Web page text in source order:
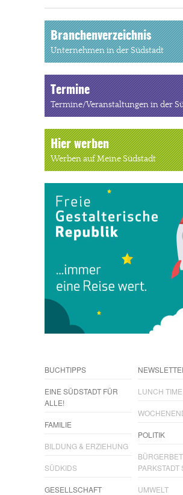
Branchenverzeichnis
Unternehmen in der Südstadt
Termine
Termine/Veranstaltungen in der
Hier werben
Werben auf Meine Südstadt
BUCHTIPPS
EINE SÜDSTADT FÜR
ALLE!
FAMILIE
BILDUNG & ERZIEHUNG
SÜDKIDS
GESELLSCHAFT
LUNCH TIME
POLITIK
PARKSTADT
UMWELT